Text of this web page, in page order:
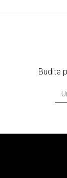
Budite